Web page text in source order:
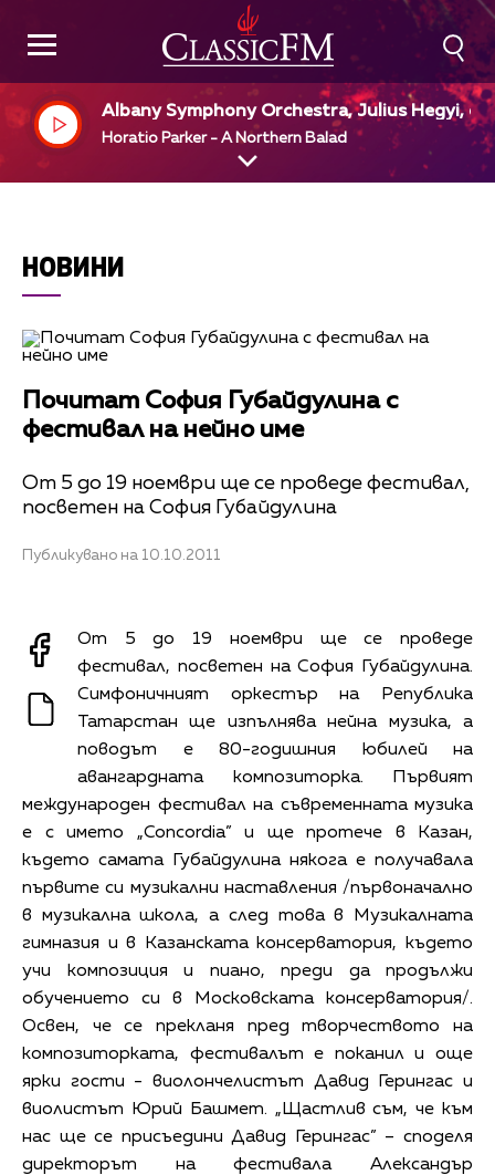
Albany Symphony Orchestra, Julius Hegyi, dir
Horatio Parker - A Northern Balad
НОВИНИ
Почитат София Губайдулина с
фестивал на нейно име
От 5 до 19 ноември ще се проведе фестивал,
посветен на София Губайдулина
Публикувано на 10.10.2011
От 5 до 19 ноември ще се проведе
фестивал, посветен на София Губайдулина.
Симфоничният оркестър на Република
Татарстан ще изпълнява нейна музика, а
поводът е 80-годишния юбилей на
авангардната композиторка. Първият
международен фестивал на съвременната музика
е с името „Concordia” и ще протече в Казан,
където самата Губайдулина някога е получавала
първите си музикални наставления /първоначално
в музикална школа, а след това в Музикалната
гимназия и в Казанската консерватория, където
учи композиция и пиано, преди да продължи
обучението си в Московската консерватория/.
Освен, че се прекланя пред творчеството на
композиторката, фестивалът е поканил и още
ярки гости - виолончелистът Давид Герингас и
виолистът Юрий Башмет. „Щастлив съм, че към
нас ще се присъедини Давид Герингас” – споделя
директорът на фестивала Александър